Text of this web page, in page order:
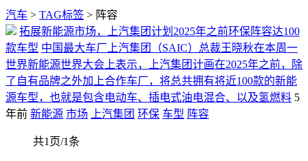
汽车 > TAG标签 > 阵容
拓展新能源市场，上汽集团计划2025年之前环保阵容达100
款车型 中国最大车厂上汽集团（SAIC）总裁王晓秋在本周一
世界新能源世界大会上表示，上汽集团计画在2025年之前，除
了自有品牌之外加上合作车厂，将总共拥有将近100款的新能
源车型，也就是包含电动车、插电式油电混合、以及氢燃料 5
年前 新能源 市场 上汽集团 环保 车型 阵容
共1页/1条